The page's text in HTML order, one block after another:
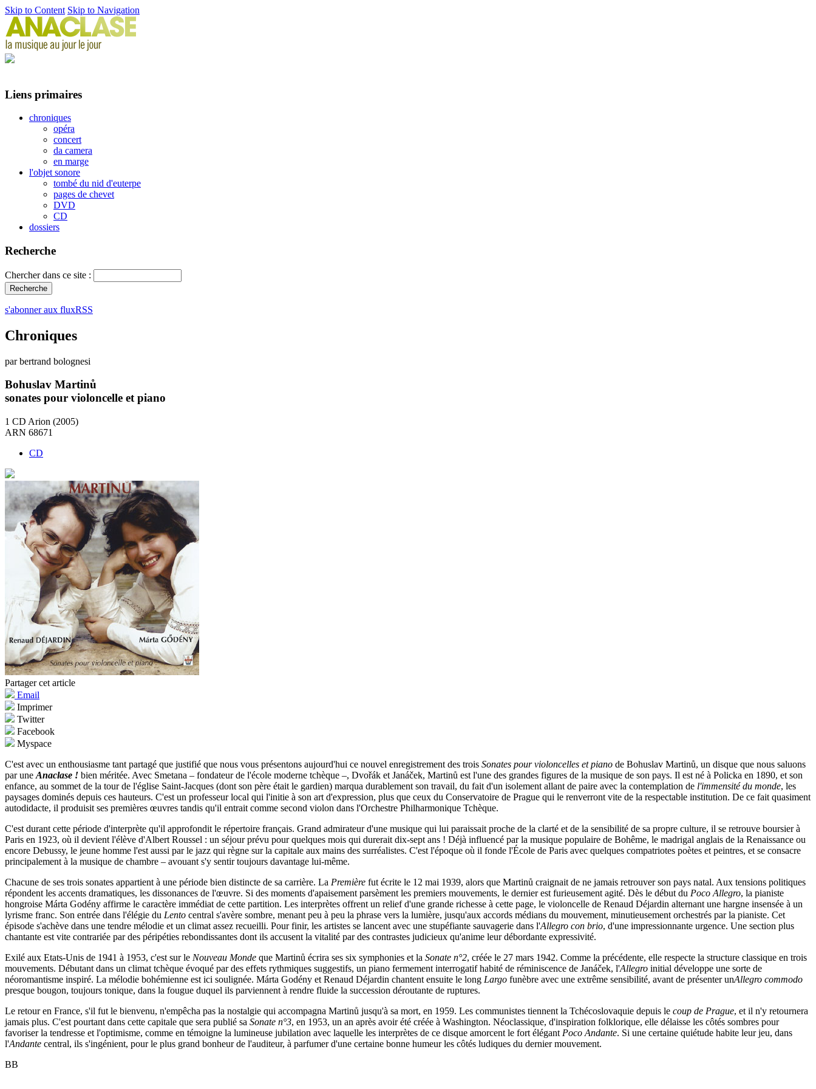
Skip to Content Skip to Navigation
Liens primaires
chroniques
opéra
concert
da camera
en marge
l'objet sonore
tombé du nid d'euterpe
pages de chevet
DVD
CD
dossiers
Recherche
Chercher dans ce site :
s'abonner aux fluxRSS
Chroniques
par bertrand bolognesi
Bohuslav Martinů
sonates pour violoncelle et piano
1 CD Arion (2005)
ARN 68671
CD
Partager cet article
Email
Imprimer
Twitter
Facebook
Myspace
C'est avec un enthousiasme tant partagé que justifié que nous vous présentons aujourd'hui ce nouvel enregistrement des trois Sonates pour violoncelles et piano de Bohuslav Martinů, un disque que nous saluons
par une Anaclase ! bien méritée. Avec Smetana – fondateur de l'école moderne tchèque –, Dvořák et Janáček, Martinů est l'une des grandes figures de la musique de son pays. Il est né à Policka en 1890, et son
enfance, au sommet de la tour de l'église Saint-Jacques (dont son père était le gardien) marqua durablement son travail, du fait d'un isolement allant de paire avec la contemplation de l'immensité du monde, les
paysages dominés depuis ces hauteurs. C'est un professeur local qui l'initie à son art d'expression, plus que ceux du Conservatoire de Prague qui le renverront vite de la respectable institution. De ce fait quasiment
autodidacte, il produisit ses premières œuvres tandis qu'il entrait comme second violon dans l'Orchestre Philharmonique Tchèque.
C'est durant cette période d'interprète qu'il approfondit le répertoire français. Grand admirateur d'une musique qui lui paraissait proche de la clarté et de la sensibilité de sa propre culture, il se retrouve boursier à
Paris en 1923, où il devient l'élève d'Albert Roussel : un séjour prévu pour quelques mois qui durerait dix-sept ans ! Déjà influencé par la musique populaire de Bohême, le madrigal anglais de la Renaissance ou
encore Debussy, le jeune homme l'est aussi par le jazz qui règne sur la capitale aux mains des surréalistes. C'est l'époque où il fonde l'École de Paris avec quelques compatriotes poètes et peintres, et se consacre
principalement à la musique de chambre – avouant s'y sentir toujours davantage lui-même.
Chacune de ses trois sonates appartient à une période bien distincte de sa carrière. La Première fut écrite le 12 mai 1939, alors que Martinů craignait de ne jamais retrouver son pays natal. Aux tensions politiques
répondent les accents dramatiques, les dissonances de l'œuvre. Si des moments d'apaisement parsèment les premiers mouvements, le dernier est furieusement agité. Dès le début du Poco Allegro, la pianiste
hongroise Márta Godény affirme le caractère immédiat de cette partition. Les interprètes offrent un relief d'une grande richesse à cette page, le violoncelle de Renaud Déjardin alternant une hargne insensée à un
lyrisme franc. Son entrée dans l'élégie du Lento central s'avère sombre, menant peu à peu la phrase vers la lumière, jusqu'aux accords médians du mouvement, minutieusement orchestrés par la pianiste. Cet
épisode s'achève dans une tendre mélodie et un climat assez recueilli. Pour finir, les artistes se lancent avec une stupéfiante sauvagerie dans l'Allegro con brio, d'une impressionnante urgence. Une section plus
chantante est vite contrariée par des péripéties rebondissantes dont ils accusent la vitalité par des contrastes judicieux qu'anime leur débordante expressivité.
Exilé aux Etats-Unis de 1941 à 1953, c'est sur le Nouveau Monde que Martinů écrira ses six symphonies et la Sonate n°2, créée le 27 mars 1942. Comme la précédente, elle respecte la structure classique en trois
mouvements. Débutant dans un climat tchèque évoqué par des effets rythmiques suggestifs, un piano fermement interrogatif habité de réminiscence de Janáček, l'Allegro initial développe une sorte de
néoromantisme inspiré. La mélodie bohémienne est ici soulignée. Márta Godény et Renaud Déjardin chantent ensuite le long Largo funèbre avec une extrême sensibilité, avant de présenter unAllegro commodo
presque bougon, toujours tonique, dans la fougue duquel ils parviennent à rendre fluide la succession déroutante de ruptures.
Le retour en France, s'il fut le bienvenu, n'empêcha pas la nostalgie qui accompagna Martinů jusqu'à sa mort, en 1959. Les communistes tiennent la Tchécoslovaquie depuis le coup de Prague, et il n'y retournera
jamais plus. C'est pourtant dans cette capitale que sera publié sa Sonate n°3, en 1953, un an après avoir été créée à Washington. Néoclassique, d'inspiration folklorique, elle délaisse les côtés sombres pour
favoriser la tendresse et l'optimisme, comme en témoigne la lumineuse jubilation avec laquelle les interprètes de ce disque amorcent le fort élégant Poco Andante. Si une certaine quiétude habite leur jeu, dans
l'Andante central, ils s'ingénient, pour le plus grand bonheur de l'auditeur, à parfumer d'une certaine bonne humeur les côtés ludiques du dernier mouvement.
BB